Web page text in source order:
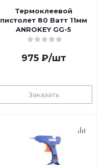
Термоклеевой
пистолет 80 Ватт 11мм
ANROKEY GG-5
975₽/шт
Заказать